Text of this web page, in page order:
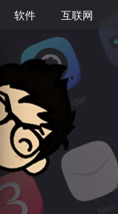
软件 互联网